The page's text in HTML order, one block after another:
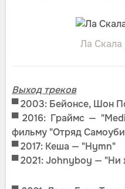
Ла
Выход треков
▀2003: Бейонсе, Шон
▀ 2016: Граймс —
фильму "Отряд
▀2017: Кеша — "Hymn"
▀ 2021: Johnyboy — "Ни